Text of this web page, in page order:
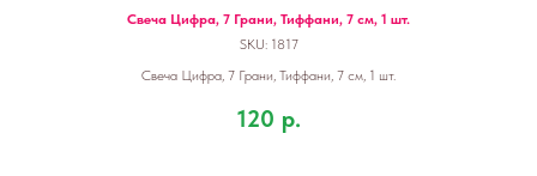
Свеча Цифра, 7 Грани, Тиффани, 7 см, 1 шт.
SKU: 1817
Свеча Цифра, 7 Грани, Тиффани, 7 см, 1 шт.
120 р.